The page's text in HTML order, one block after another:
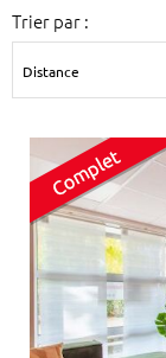
Trier par :